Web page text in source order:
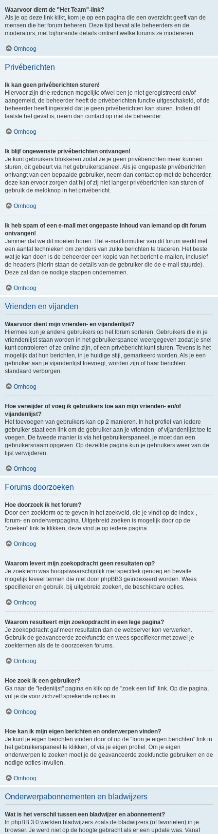
Waarvoor dient de "Het Team"-link?
Als je op deze link klikt, kom je op een pagina die een overzicht geeft van de
mensen die het forum beheren. Deze lijst bevat alle beheerders en de
moderators, met bijhorende details omtrent welke forums ze modereren.
Omhoog
Privéberichten
Ik kan geen privéberichten sturen!
Hiervoor zijn drie redenen mogelijk: ofwel ben je niet geregistreerd en/of
aangemeld, de beheerder heeft de privéberichten functie uitgeschakeld, of de
beheerder heeft ingesteld dat je geen privéberichten kan sturen. Indien dit
laatste het geval is, neem dan contact op met de beheerder.
Omhoog
Ik blijf ongewenste privéberichten ontvangen!
Je kunt gebruikers blokkeren zodat ze je geen privéberichten meer kunnen
sturen, dit gebeurt via het gebruikerspaneel. Als je ongepaste privéberichten
ontvangt van een bepaalde gebruiker, neem dan contact op met de beheerder,
deze kan ervoor zorgen dat hij of zij niet langer privéberichten kan sturen of
gebruik de meldknop in het privébericht.
Omhoog
Ik heb spam of een e-mail met ongepaste inhoud van iemand op dit forum
ontvangen!
Jammer dat we dit moeten horen. Het e-mailformulier van dit forum werkt met
een aantal technieken om zenders van zulke berichten te traceren. Het beste
wat je kan doen is de beheerder een kopie van het bericht e-mailen, inclusief
de headers (hierin staan de details van de gebruiker die de e-mail stuurde).
Deze zal dan de nodige stappen ondernemen.
Omhoog
Vrienden en vijanden
Waarvoor dient mijn vrienden- en vijandenlijst?
Hiermee kun je andere gebruikers op het forum sorteren. Gebruikers die in je
vriendenlijst staan worden in het gebruikerspaneel weergegeven zodat je snel
kunt controleren of ze online zijn, of een privébericht kunt sturen. Tevens is het
mogelijk dat hun berichten, in je huidige stijl, gemarkeerd worden. Als je een
gebruiker aan je vijandenlijst toevoegt, worden zijn of haar berichten
standaard verborgen.
Omhoog
Hoe verwijder of voeg ik gebruikers toe aan mijn vrienden- en/of
vijandenlijst?
Het toevoegen van gebruikers kan op 2 manieren. In het profiel van iedere
gebruiker staat een link om de gebruiker aan je vrienden- of vijandenlijst toe te
voegen. De tweede manier is via het gebruikerspaneel, je moet dan een
gebruikersnaam opgeven. Op dezelfde pagina kun je gebruikers weer van de
lijst verwijderen.
Omhoog
Forums doorzoeken
Hoe doorzoek ik het forum?
Door een zoekterm op te geven in het zoekveld, die je vindt op de index-,
forum- en onderwerppagina. Uitgebreid zoeken is mogelijk door op de
"zoeken" link te klikken, deze vind je op iedere pagina.
Omhoog
Waarom levert mijn zoekopdracht geen resultaten op?
Je zoekterm was hoogstwaarschijnlijk niet specifiek genoeg en bevatte
mogelijk teveel termen die niet door phpBB3 geïndexeerd worden. Wees
specifieker en gebruik, bij uitgebreid zoeken, de beschikbare opties.
Omhoog
Waarom resulteert mijn zoekopdracht in een lege pagina?
Je zoekopdracht gaf meer resultaten dan de webserver kon verwerken.
Gebruik de geavanceerde zoekfunctie en wees specifieker met zowel je
zoektermen als de te doorzoeken forums.
Omhoog
Hoe zoek ik een gebruiker?
Ga naar de "ledenlijst" pagina en klik op de "zoek een lid" link. Op die pagina,
vul je de voor zichzelf sprekende opties in.
Omhoog
Hoe kan ik mijn eigen berichten en onderwerpen vinden?
Je kunt je eigen berichten vinden door of op de "toon je eigen berichten" link in
het gebruikerspaneel te klikken, of via je eigen profiel. Om je eigen
onderwerpen te zoeken moet je de geavanceerde zoekfunctie gebruiken en de
nodige opties invullen.
Omhoog
Onderwerpabonnementen en bladwijzers
Wat is het verschil tussen een bladwijzer en abonnement?
In phpBB 3.0 werkten bladwijzers zoals de bladwijzers (of favorieten) in je
browser. Je werd niet op de hoogte gebracht als er een update was. Vanaf